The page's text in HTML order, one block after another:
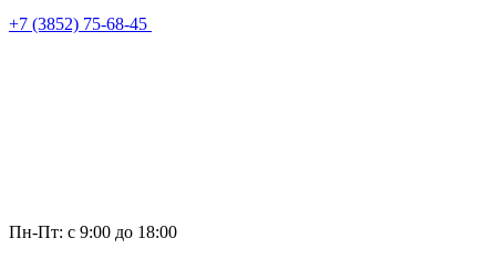
+7 (3852) 75-68-45
Пн-Пт: с 9:00 до 18:00